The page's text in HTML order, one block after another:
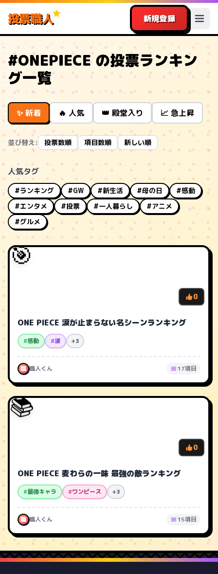
投票職人 新規登録
#ONEPIECE の投票ランキン
グ一覧
✨ 新着 🔥 人気 👑 殿堂入り 📈 急上昇
並び替え: 投票数順 項目数順 新しい順
人気タグ
#ランキング #GW #新生活 #母の日
#感動
#エンタメ
#投票 #一人暮らし
#アニメ
#グルメ
🎯
0
ONE PIECE 涙が止まらない名シーンランキング
#感動 #涙 +3
職 職人くん 17項目
📚
0
ONE PIECE 麦わらの一味 最強の敵ランキング
#最強キャラ #ワンピース +3
職 職人くん 15項目